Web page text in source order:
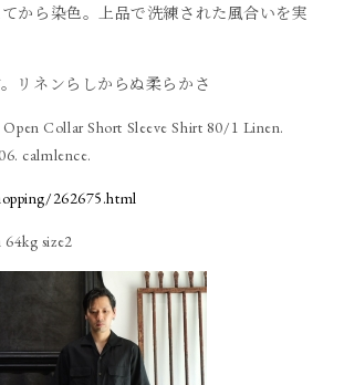
から染色。上品で洗練された風合いを実
リネンらしからぬ柔らかさ
Collar Short Sleeve Shirt 80/1 Linen.
calmlence.
262675.html
size2